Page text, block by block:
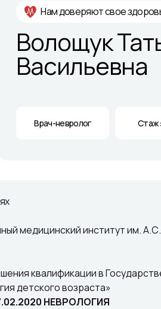
Волощук
Васильевна
Врач-невролог
Нам доверяют свое
Стаж:
медицинский институт им.
квалификации в
детского возраста»
НЕВРОЛОГИЯ